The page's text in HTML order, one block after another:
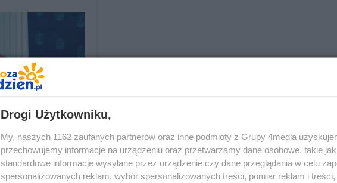
Liczba zdjęć: 29
Drogi Użytkowniku,
My, naszych 1162 zaufanych partnerów oraz inne podmioty z Grupy 4media
przechowujemy informacje na urządzeniu oraz przetwarzamy dane osobowe, takie
standardowe informacje wysyłane przez urządzenie czy dane przeglądania w celu
spersonalizowanych reklam, wybór spersonalizowanych treści, pomiar reklam i